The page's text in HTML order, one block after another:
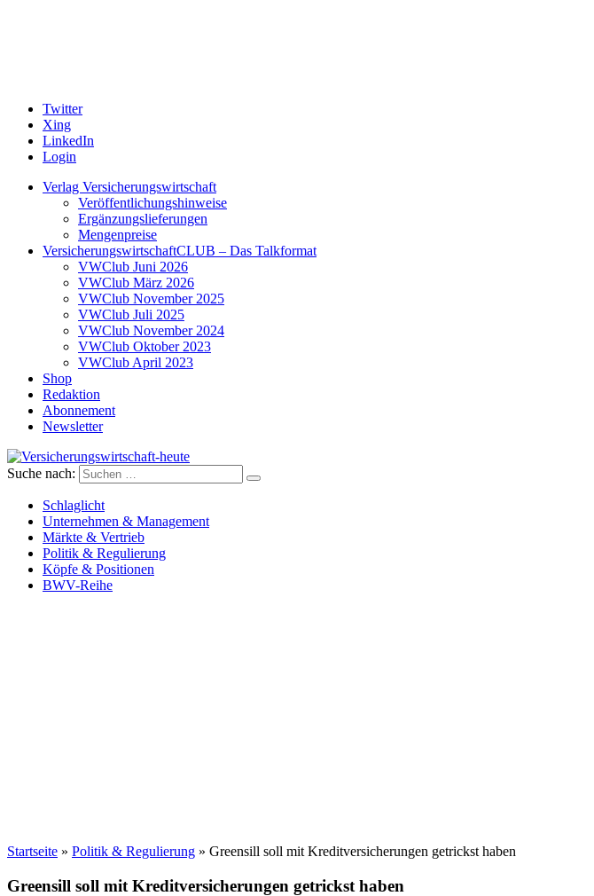
Twitter
Xing
LinkedIn
Login
Verlag Versicherungswirtschaft
Veröffentlichungshinweise
Ergänzungslieferungen
Mengenpreise
VersicherungswirtschaftCLUB – Das Talkformat
VWClub Juni 2026
VWClub März 2026
VWClub November 2025
VWClub Juli 2025
VWClub November 2024
VWClub Oktober 2023
VWClub April 2023
Shop
Redaktion
Abonnement
Newsletter
Versicherungswirtschaft-heute
Suche nach:
Schlaglicht
Unternehmen & Management
Märkte & Vertrieb
Politik & Regulierung
Köpfe & Positionen
BWV-Reihe
Startseite » Politik & Regulierung » Greensill soll mit Kreditversicherungen getrickst haben
Greensill soll mit Kreditversicherungen getrickst haben